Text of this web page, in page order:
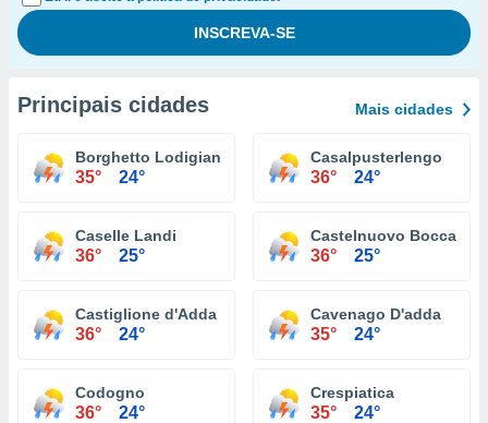
Principais cidades Mais cidades
Borghetto Lodigiano
35° 24°
Casalpusterlengo
36° 24°
Caselle Landi
36° 25°
Castelnuovo Bocca
36° 25°
Castiglione d'Adda
36° 24°
Cavenago D'adda
35° 24°
Codogno
36° 24°
Crespiatica
35° 24°